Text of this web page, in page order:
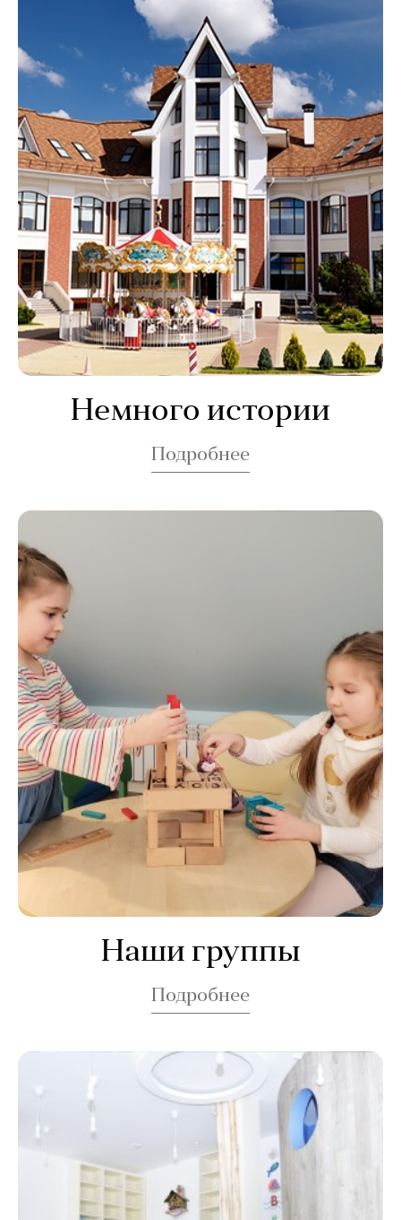
Немного истории
Подробнее
Наши группы
Подробнее